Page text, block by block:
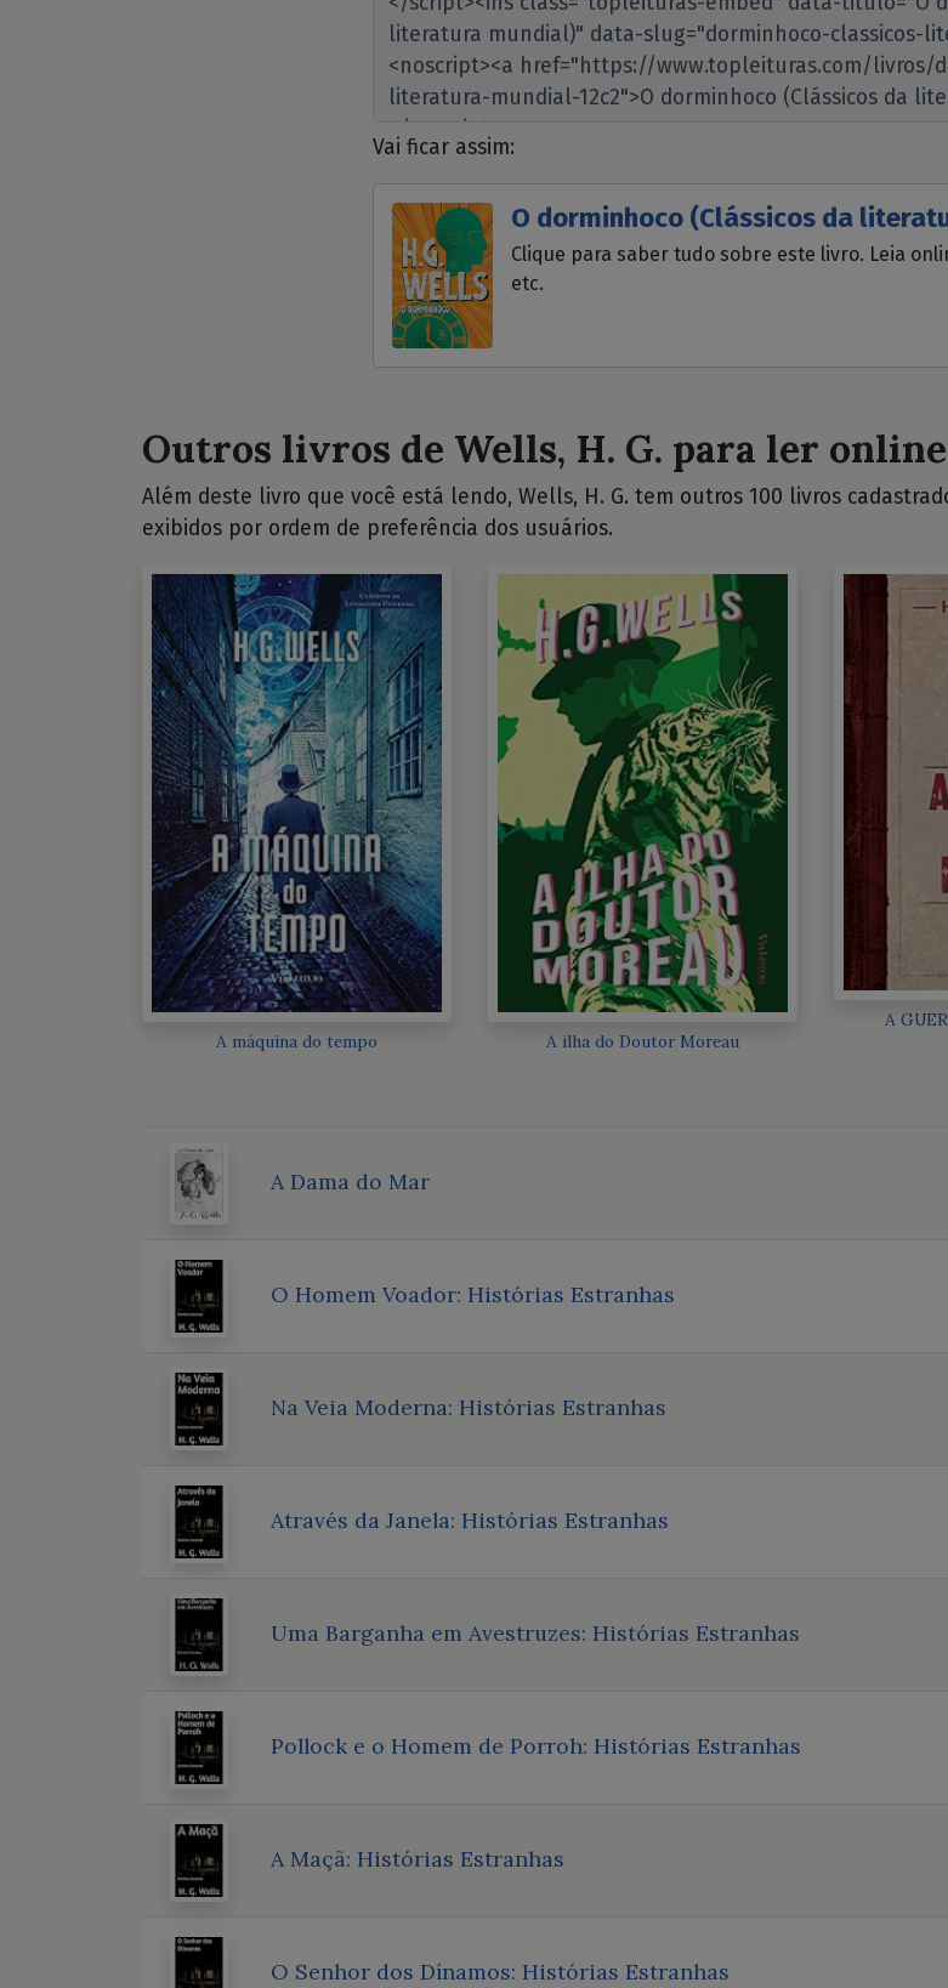
Vai ficar assim:
O dorminhoco (Clássicos da
Clique para saber tudo sobre este livro. Leia
etc.
Outros livros de Wells, H. G. para ler
Além deste livro que você está lendo, Wells, H. G. tem outros 100 livros
exibidos por ordem de preferência dos usuários.
A máquina do tempo A ilha do Doutor Moreau
A
A Dama do Mar
O Homem Voador: Histórias Estranhas
Na Veia Moderna: Histórias Estranhas
Através da Janela: Histórias Estranhas
Uma Barganha em Avestruzes: Histórias Estranhas
Pollock e o Homem de Porroh: Histórias Estranhas
A Maçã: Histórias Estranhas
O Senhor dos Dínamos: Histórias Estranhas